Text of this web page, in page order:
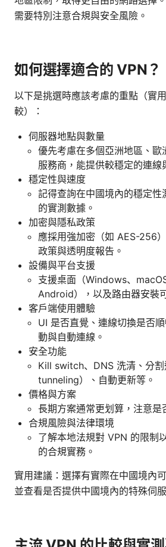
需要特別注意合規與安全風險。
如何選擇適合的 VPN？
以下是挑選時應該考慮的重點（實
較）：
伺服器地點與數量
優先考慮在多個亞洲地區、歐
服務商，能提供較穩定的連線
穩定性與速度
記得查詢在中國境內的穩定
的實測數據。
加密與隱私政策
應採用強加密（如 AES-256
政策與透明度報告。
設備與平台支援
支援桌面（Windows、
Android），以及路由器安裝
客戶端使用體驗
UI 是否直覺、連線切換是否
動與自動連線。
安全功能
Kill switch、DNS 洗清、分
tunneling）、自動更新等。
價格與方案
長期方案通常更划算，注意是
合規風險與法律環境
了解本地法規對 VPN 的限制
的合規實務。
實用建議：選擇有實際在中國境內
並查看是否提供中國境內的特殊伺